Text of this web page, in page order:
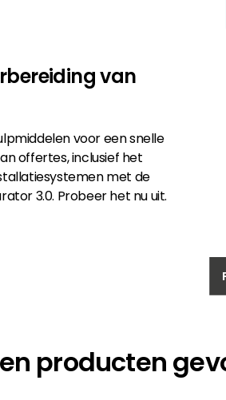
van
voor een snelle
offertes, inclusief het
met de
3.0. Probeer het nu uit.
producten